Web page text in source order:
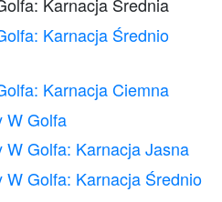
Karnacja Średnia
Karnacja Średnio
Karnacja Ciemna
W Golfa
W Golfa: Karnacja Jasna
W Golfa: Karnacja Średnio